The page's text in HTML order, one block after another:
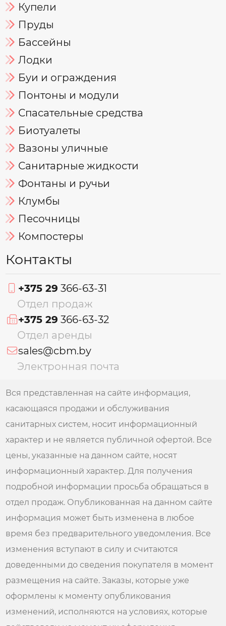
Купели
Пруды
Бассейны
Лодки
Буи и ограждения
Понтоны и модули
Спасательные средства
Биотуалеты
Вазоны уличные
Санитарные жидкости
Фонтаны и ручьи
Клумбы
Песочницы
Компостеры
Контакты
+375 29 366-63-31
Отдел продаж
+375 29 366-63-32
Отдел аренды
sales@cbm.by
Электронная почта
Вся представленная на сайте информация,
касающаяся продажи и обслуживания
санитарных систем, носит информационный
характер и не является публичной офертой. Все
цены, указанные на данном сайте, носят
информационный характер. Для получения
подробной информации просьба обращаться в
отдел продаж. Опубликованная на данном сайте
информация может быть изменена в любое
время без предварительного уведомления. Все
изменения вступают в силу и считаются
доведенными до сведения покупателя в момент
размещения на сайте. Заказы, которые уже
оформлены к моменту опубликования
изменений, исполняются на условиях, которые